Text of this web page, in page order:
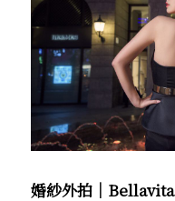
婚紗外拍│Bellavita